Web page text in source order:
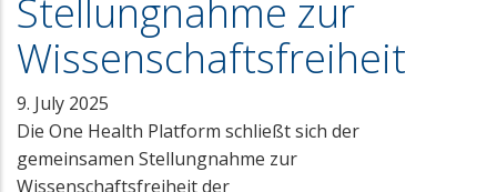
Stellungnahme zur
Wissenschaftsfreiheit
9. July 2025
Die One Health Platform schließt sich der
gemeinsamen Stellungnahme zur
Wissenschaftsfreiheit der